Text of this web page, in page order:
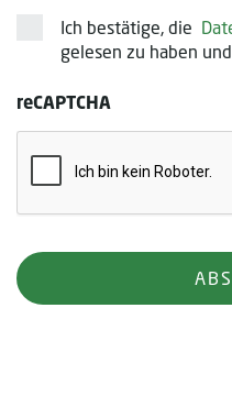
Ich bestätige, die
gelesen zu haben
reCAPTCHA